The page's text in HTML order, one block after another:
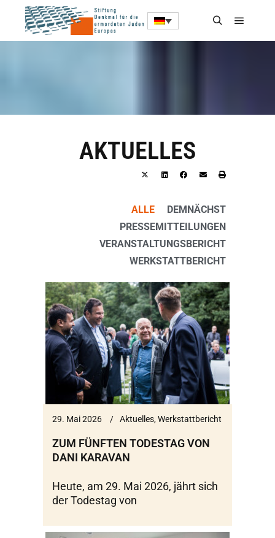
AKTUELLES
ALLE
DEMNÄCHST
PRESSEMITTEILUNGEN
VERANSTALTUNGSBERICHT
WERKSTATTBERICHT
29. Mai 2026 Aktuelles,Werkstattbericht
ZUM FÜNFTEN TODESTAG VON
DANI KARAVAN
Heute, am 29. Mai 2026, jährt sich
der Todestag von